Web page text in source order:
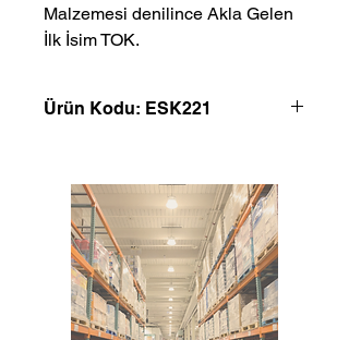
Malzemesi denilince Akla Gelen
İlk İsim TOK.
Ürün Kodu: ESK221